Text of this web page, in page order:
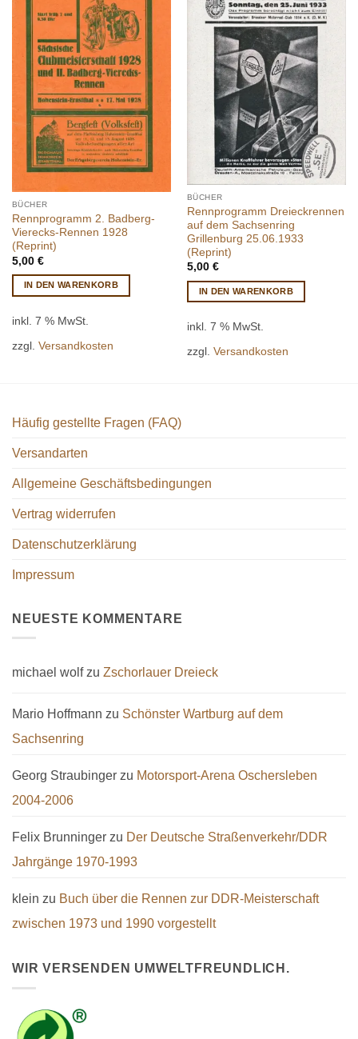
BÜCHER
Rennprogramm 2. Badberg-
Vierecks-Rennen 1928
(Reprint)
5,00 €
IN DEN WARENKORB
inkl. 7 % MwSt.
zzgl. Versandkosten
BÜCHER
Rennprogramm Dreieckrennen
auf dem Sachsenring
Grillenburg 25.06.1933
(Reprint)
5,00 €
IN DEN WARENKORB
inkl. 7 % MwSt.
zzgl. Versandkosten
Häufig gestellte Fragen (FAQ)
Versandarten
Allgemeine Geschäftsbedingungen
Vertrag widerrufen
Datenschutzerklärung
Impressum
NEUESTE KOMMENTARE
michael wolfzu Zschorlauer Dreieck
Mario Hoffmann zu Schönster Wartburg auf dem
Sachsenring
Georg Straubinger zu Motorsport-Arena Oschersleben
2004-2006
Felix Brunninger zu Der Deutsche Straßenverkehr/DDR
Jahrgänge 1970-1993
klein zu Buch über die Rennen zur DDR-Meisterschaft
zwischen 1973 und 1990 vorgestellt
WIR VERSENDEN UMWELTFREUNDLICH.